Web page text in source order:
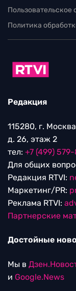
Пользовательское
Политика
Редакция
115280, г.
д. 26, этаж 2
тел: +7 (499)
Для общих
Редакция RTVI:
Маркетинг/PR:
Реклама RTVI:
Партнерские
Достойные
Мы в
и Google.News